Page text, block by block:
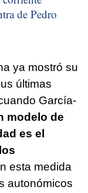
de Pedro
ya mostró su
últimas
García-
modelo de
es el
esta medida
autonómicos